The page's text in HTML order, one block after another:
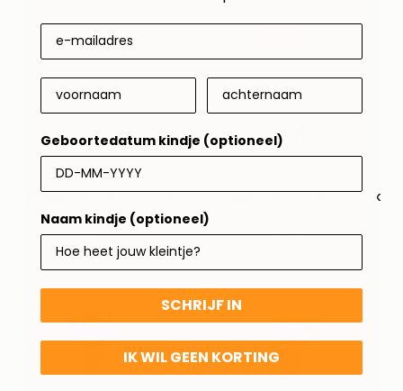
BunniesJR Glittersokken
3-pack glitter
Normale
prijs
€14,95
BunniesJR Sokken 3-pack
Normale
€14,95
Geboortedatum kindje (optioneel)
Naam kindje (optioneel)
SCHRIJF IN
IK WIL GEEN KORTING